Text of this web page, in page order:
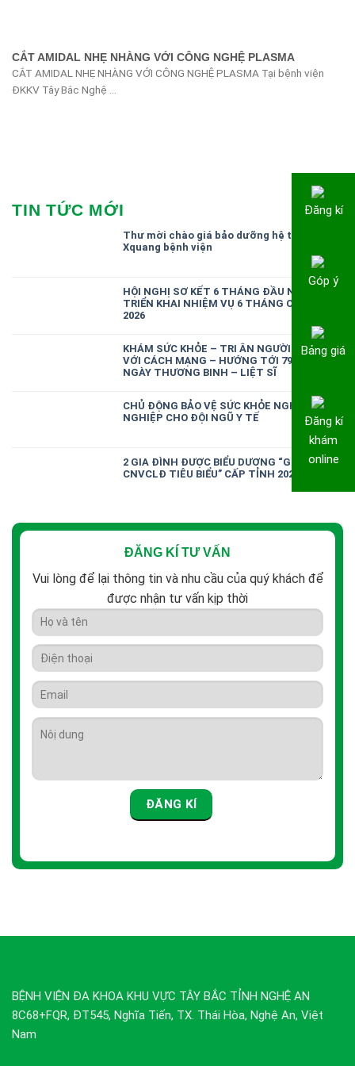
CẮT AMIDAL NHẸ NHÀNG VỚI CÔNG NGHỆ PLASMA
CẮT AMIDAL NHẸ NHÀNG VỚI CÔNG NGHỆ PLASMA Tại bệnh viện
ĐKKV Tây Bắc Nghệ ...
TIN TỨC MỚI
Thư mời chào giá bảo dưỡng hệ thống
Xquang bệnh viện
HỘI NGHỊ SƠ KẾT 6 THÁNG ĐẦU NĂM,
TRIỂN KHAI NHIỆM VỤ 6 THÁNG CUỐI NĂM
2026
KHÁM SỨC KHỎE – TRI ÂN NGƯỜI CÓ CÔNG
VỚI CÁCH MẠNG – HƯỚNG TỚI 79 NĂM
NGÀY THƯƠNG BINH – LIỆT SĨ
CHỦ ĐỘNG BẢO VỆ SỨC KHỎE NGHỀ
NGHIỆP CHO ĐỘI NGŨ Y TẾ
2 GIA ĐÌNH ĐƯỢC BIỂU DƯƠNG “GIA ĐÌNH
CNVCLĐ TIÊU BIỂU” CẤP TỈNH 2026
ĐĂNG KÍ TƯ VẤN
Vui lòng để lại thông tin và nhu cầu của quý khách để
được nhận tư vấn kịp thời
BỆNH VIỆN ĐA KHOA KHU VỰC TÂY BẮC TỈNH NGHỆ AN
8C68+FQR, ĐT545, Nghĩa Tiến, TX. Thái Hòa, Nghệ An, Việt
Nam
Đăng kí
Góp ý
Bảng giá
Đăng kí
khám
online